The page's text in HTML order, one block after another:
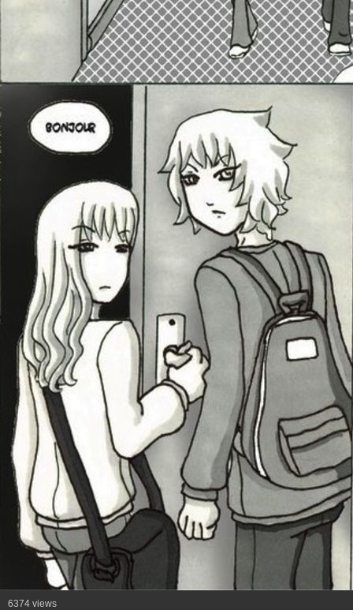
6374 views